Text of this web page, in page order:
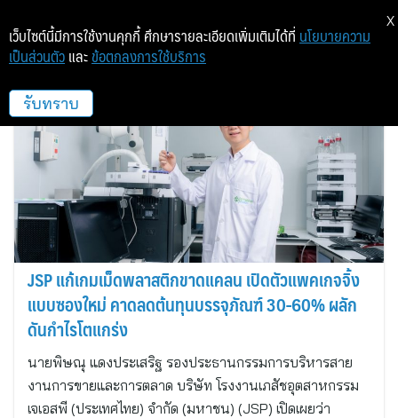
JSP
JSP แก้เกมเม็ดพลาสติกขาดแคลน เปิดตัวแพคเกจจิ้ง
แบบซองใหม่ คาดลดต้นทุนบรรจุภัณฑ์ 30-60% ผลัก
ดันกำไรโตแกร่ง
นายพิษณุ แดงประเสริฐ รองประธานกรรมการบริหารสาย
งานการขายและการตลาด บริษัท โรงงานเภสัชอุตสาหกรรม
เจเอสพี (ประเทศไทย) จำกัด (มหาชน) (JSP) เปิดเผยว่า
เว็บไซต์นี้มีการใช้งานคุกกี้ ศึกษารายละเอียดเพิ่มเติมได้ที่ นโยบายความ
เป็นส่วนตัว และ ข้อตกลงการใช้บริการ
รับทราบ
X